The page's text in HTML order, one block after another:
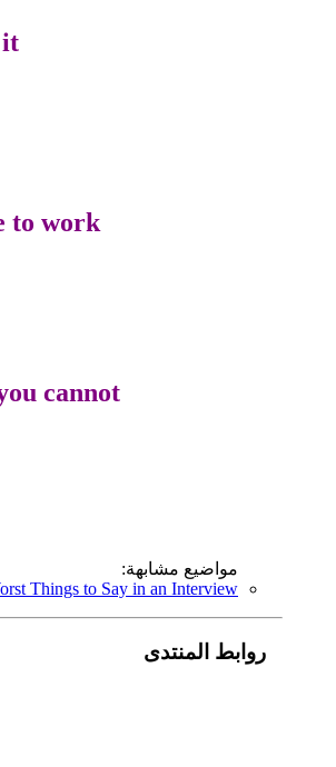
to work,
cannot.
مواضيع مشابهة:
Things to Say in an Interview
روابط المنتدى